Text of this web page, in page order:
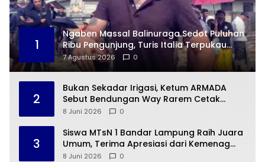
1
Ngaben Massal Balinuraga Sedot Puluhan
Ribu Pengunjung, Turis Italia Terpukau
dengan Budaya Indonesia
7 Agustus 2026 0
2
Bukan Sekadar Irigasi, Ketum ARMADA
Sebut Bendungan Way Rarem Cetak
Sejarah Peradaban Lampung
8 Juni 2026 0
3
Siswa MTsN 1 Bandar Lampung Raih Juara
Umum, Terima Apresiasi dari Kemenag
Kota Bandar Lampung
8 Juni 2026 0